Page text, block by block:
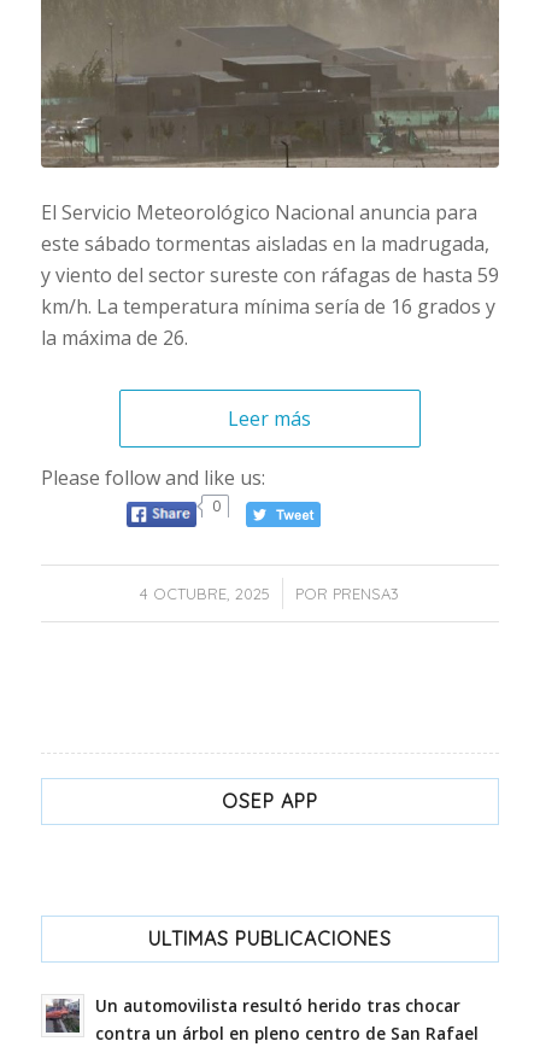
El Servicio Meteorológico Nacional anuncia para
este sábado tormentas aisladas en la madrugada,
y viento del sector sureste con ráfagas de hasta 59
km/h. La temperatura mínima sería de 16 grados y
la máxima de 26.
Leer más
Please follow and like us:
0
4 OCTUBRE, 2025
/ POR PRENSA3
OSEP APP
ULTIMAS PUBLICACIONES
Un automovilista resultó herido tras chocar
contra un árbol en pleno centro de San Rafael